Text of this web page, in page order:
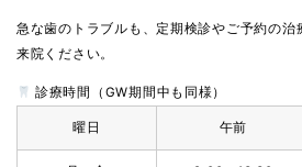
急な歯のトラブルも、定期検診やご予約の治
来院ください。
診療時間（GW期間中も同様）
曜日 午前